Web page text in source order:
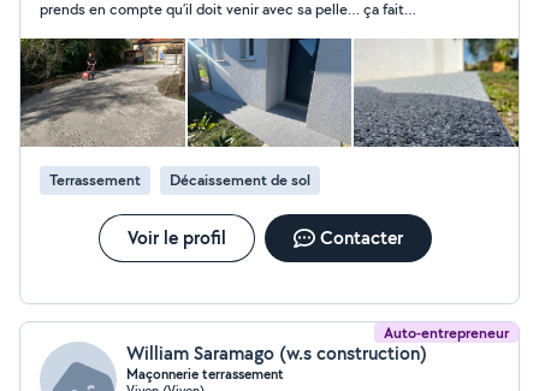
prends en compte qu’il doit venir avec sa pelle… ça fait
Terrassement Décaissement de sol
Voir le profil Contacter
Auto-entrepreneur
William Saramago (w.s construction)
Maçonnerie terrassement